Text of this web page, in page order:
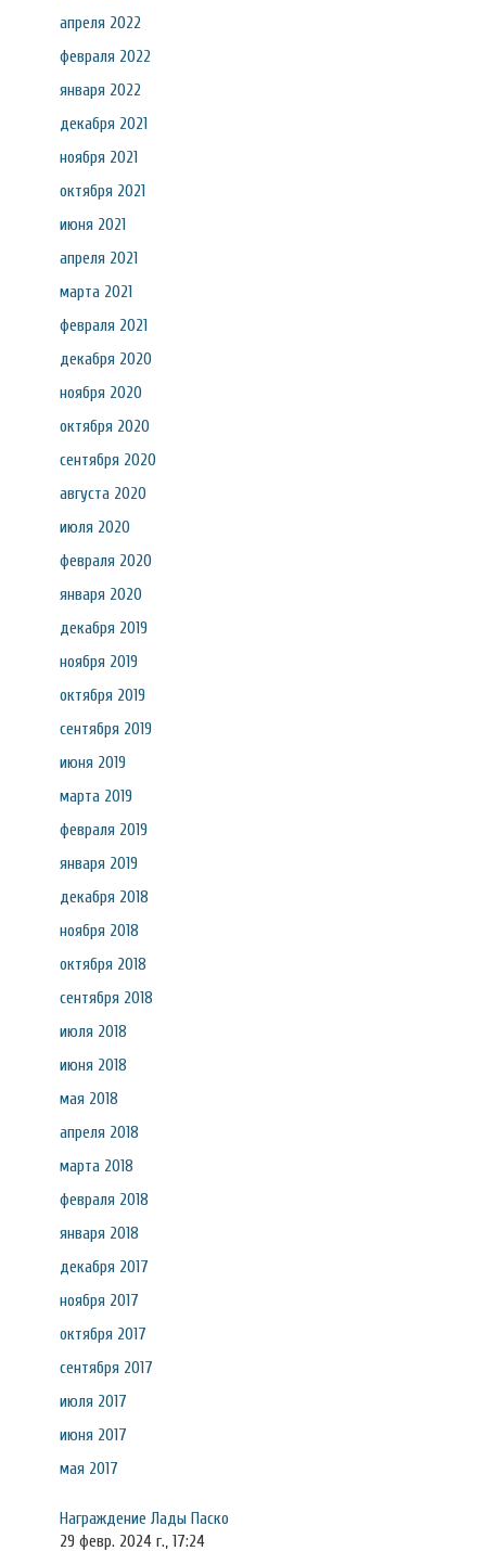
апреля 2022
февраля 2022
января 2022
декабря 2021
ноября 2021
октября 2021
июня 2021
апреля 2021
марта 2021
февраля 2021
декабря 2020
ноября 2020
октября 2020
сентября 2020
августа 2020
июля 2020
февраля 2020
января 2020
декабря 2019
ноября 2019
октября 2019
сентября 2019
июня 2019
марта 2019
февраля 2019
января 2019
декабря 2018
ноября 2018
октября 2018
сентября 2018
июля 2018
июня 2018
мая 2018
апреля 2018
марта 2018
февраля 2018
января 2018
декабря 2017
ноября 2017
октября 2017
сентября 2017
июля 2017
июня 2017
мая 2017
Награждение Лады Паско
29 февр. 2024 г., 17:24